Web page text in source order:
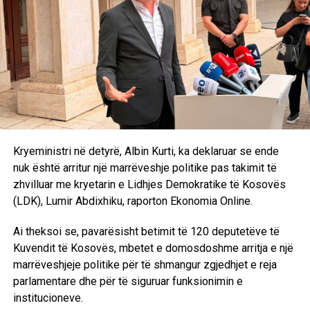
Kryeministri në detyrë, Albin Kurti, ka deklaruar se ende
nuk është arritur një marrëveshje politike pas takimit të
zhvilluar me kryetarin e Lidhjes Demokratike të Kosovës
(LDK), Lumir Abdixhiku, raporton Ekonomia Online.
Ai theksoi se, pavarësisht betimit të 120 deputetëve të
Kuvendit të Kosovës, mbetet e domosdoshme arritja e një
marrëveshjeje politike për të shmangur zgjedhjet e reja
parlamentare dhe për të siguruar funksionimin e
institucioneve.